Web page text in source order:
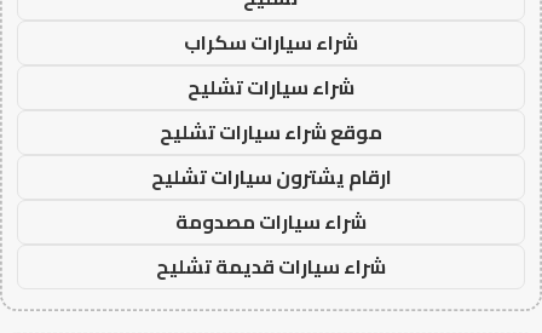
شراء سيارات سكراب
شراء سيارات تشليح
موقع شراء سيارات تشليح
ارقام يشترون سيارات تشليح
شراء سيارات مصدومة
شراء سيارات قديمة تشليح